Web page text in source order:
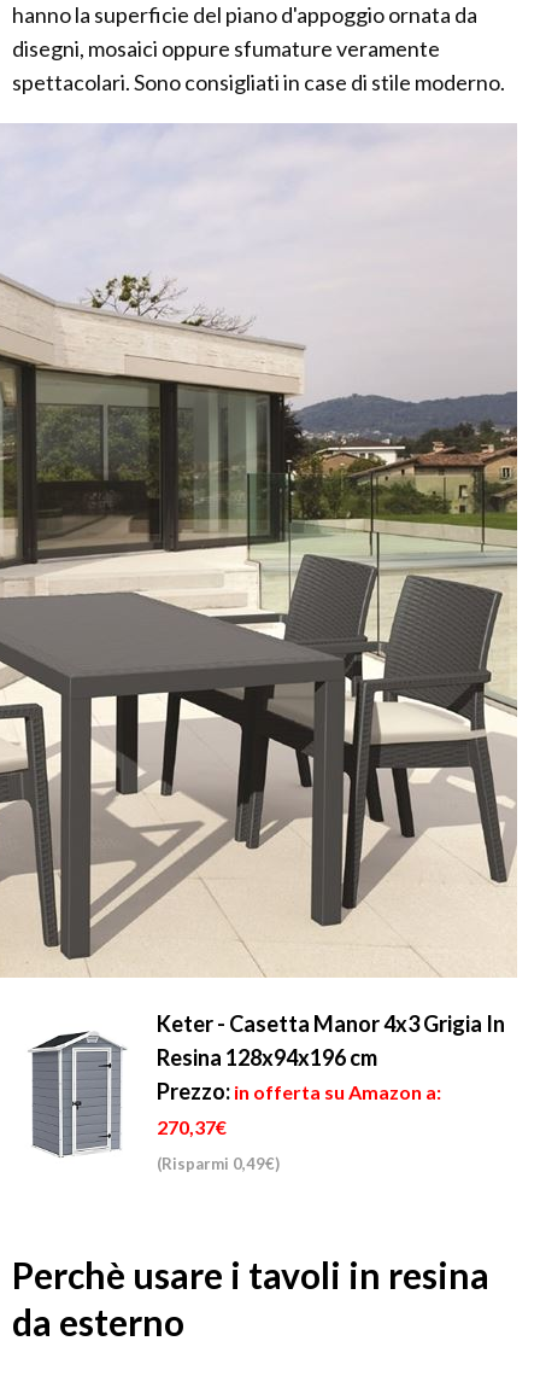
hanno la superficie del piano d'appoggio ornata da
disegni, mosaici oppure sfumature veramente
spettacolari. Sono consigliati in case di stile moderno.
Keter - Casetta Manor 4x3 Grigia In
Resina 128x94x196 cm
Prezzo: in offerta su Amazon a:
270,37€
(Risparmi 0,49€)
Perchè usare i tavoli in resina
da esterno